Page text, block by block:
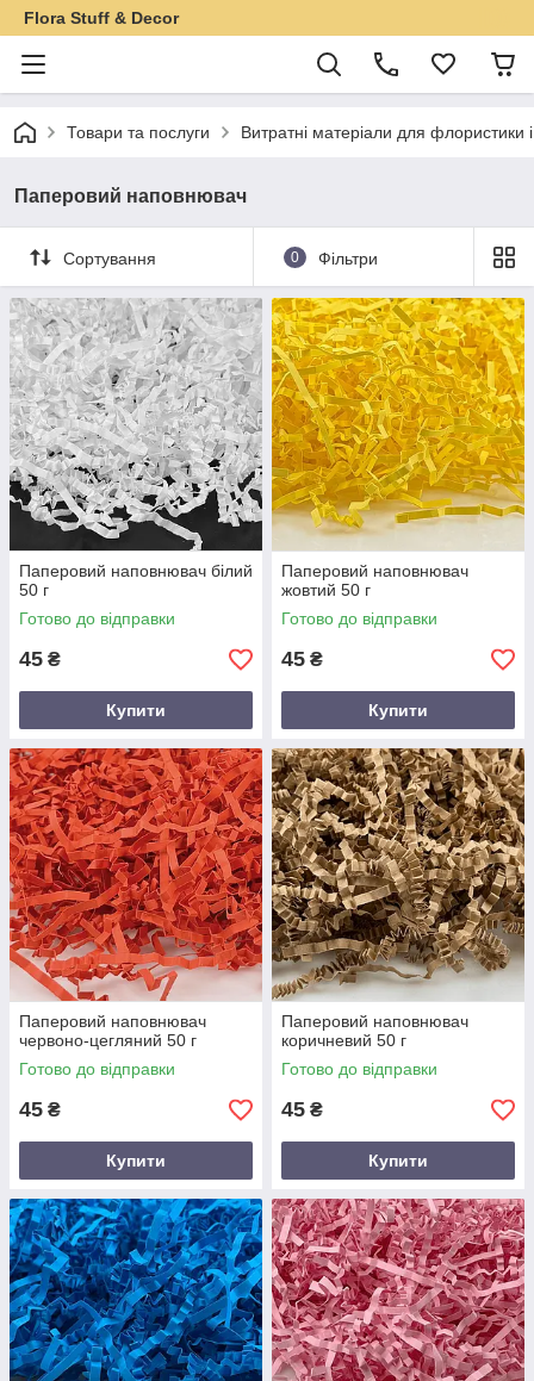
Flora Stuff & Decor
Товари та послуги Витратні матеріали для флористики
Паперовий наповнювач
Сортування 0 Фільтри
Паперовий наповнювач білий
50 г
Готово до відправки
45 ₴
Купити
Паперовий наповнювач
жовтий 50 г
Готово до відправки
45 ₴
Купити
Паперовий наповнювач
червоно-цегляний 50 г
Готово до відправки
45 ₴
Купити
Паперовий наповнювач
коричневий 50 г
Готово до відправки
45 ₴
Купити